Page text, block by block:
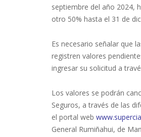
septiembre del año 2024,
otro 50% hasta el 31 de
Es necesario señalar que
registren valores
ingresar su solicitud a
Los valores se podrán
Seguros, a través de las
el portal web
General Rumiñahui, de